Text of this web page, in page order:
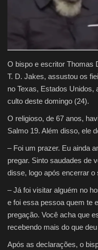
Educação
Saúde
O bispo e escritor Thomas
T. D. Jakes, assustou os
no Texas, Estados Unidos,
culto deste domingo (24).
O religioso, de 67 anos,
Salmo 19. Além disso, ele
– Foi um prazer. Eu ainda
pregar. Sinto saudades de
disse, logo após encerrar o
– Já foi visitar alguém no
e foi essa pessoa quem te
pregação. Você acha que
recebendo mais do que
Após as declarações, o